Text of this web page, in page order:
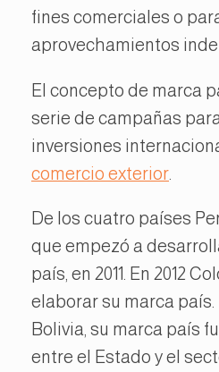
fines comerciales o
aprovechamientos
El concepto de marca
serie de campañas
inversiones
comercio exterior
De los cuatro países
que empezó a
país, en 2011. En 2012
elaborar su marca país.
Bolivia, su marca país
entre el Estado y el